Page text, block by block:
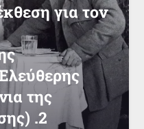
για τον
της
.2